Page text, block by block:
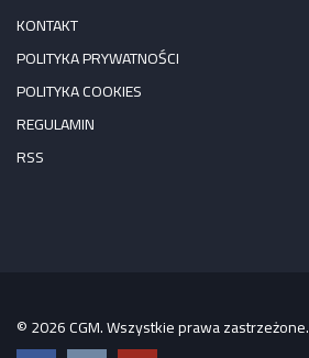
KONTAKT
POLITYKA PRYWATNOŚCI
POLITYKA COOKIES
REGULAMIN
RSS
© 2026 CGM. Wszystkie prawa zastrzeżone.